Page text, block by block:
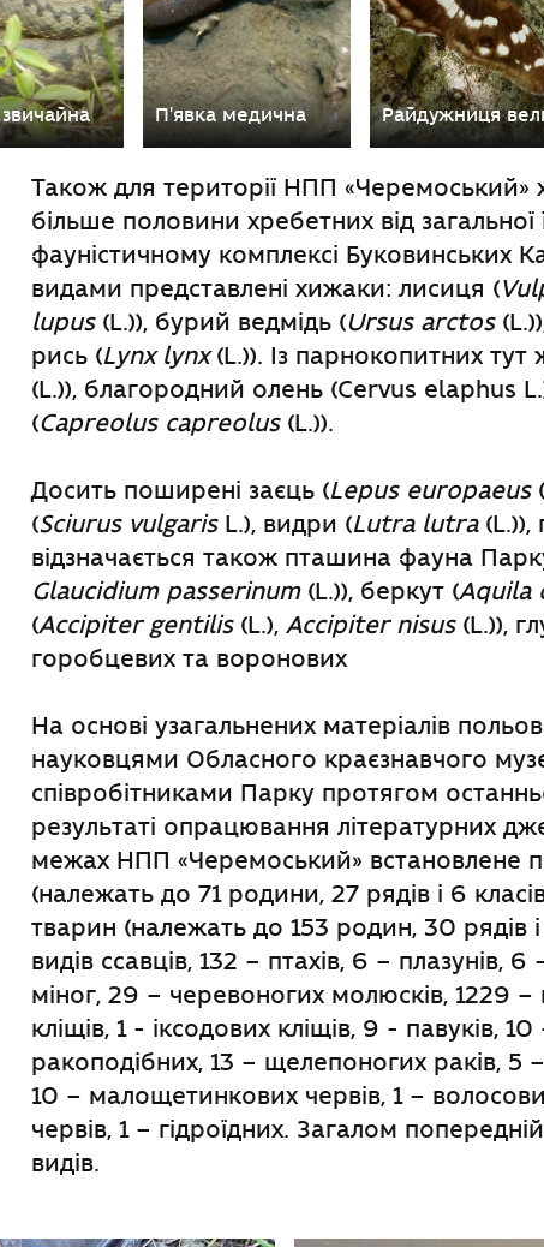
П'явка медична Райдужниця
Також для території НПП
більше половини хребетних від загальної
фауністичному комплексі Буковинських
видами представлені хижаки: лисиця (
lupus(L.)), бурий ведмідь (Ursus arctos
рись (Lynx lynx(L.)). Із парнокопитних тут
(L.)), благородний олень (Cervus elaphus
(Capreolus capreolus(L.)).
Досить поширені заєць (Lepus europaeus
(Sciurus vulgarisL.), видри (Lutra lutra(L.)),
відзначається також пташина фауна
Glaucidium passerinum(L.)), беркут (Aquila
(Accipiter gentilis(L.), Accipiter nisus(L.)),
горобцевих та воронових
На основі узагальнених матеріалів
науковцями Обласного краєзнавчого
співробітниками Парку протягом
результаті опрацювання літературних
межах HПП «Черемоський» встановлене
(належать до 71 родини, 27 рядів і 6
тварин (належать до 153 родин, 30 рядів
видів ссавців, 132 – птахів, 6 – плазунів,
міног, 29 – черевоногих молюсків, 1229
кліщів, 1 - іксодових кліщів, 9 - павуків,
ракоподібних, 13 – щелепоногих раків, 5
10 – малощетинкових червів, 1 –
червів, 1 – гідроїдних. Загалом
видів.